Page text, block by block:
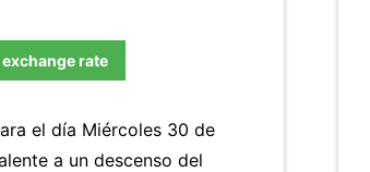
rate
el día Miércoles 30 de
a un descenso del